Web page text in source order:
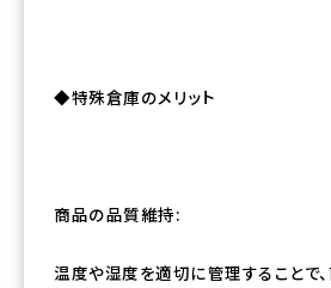
◆特殊倉庫のメリット
商品の品質維持:
温度や湿度を適切に管理することで